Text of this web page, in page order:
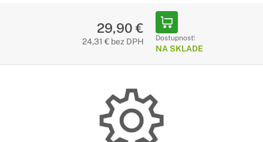
29,90 €
24,31 € bez DPH Dostupnosť:
NA SKLADE